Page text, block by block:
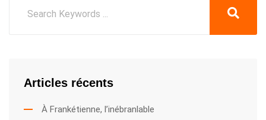
Articles récents
À Frankétienne, l’inébranlable